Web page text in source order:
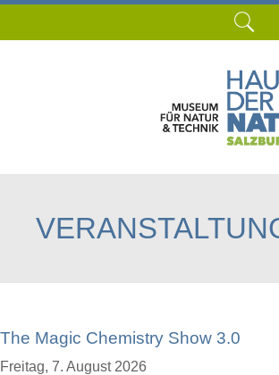
The Magic Chemistry Show 3.0
Freitag, 7. August 2026